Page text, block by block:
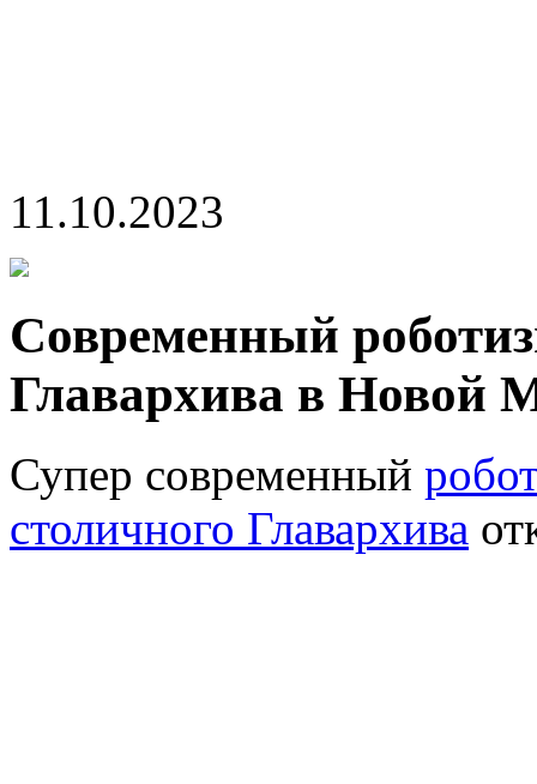
11.10.2023
Современный
Главархива в Новой
Супер современный
столичного Главархива